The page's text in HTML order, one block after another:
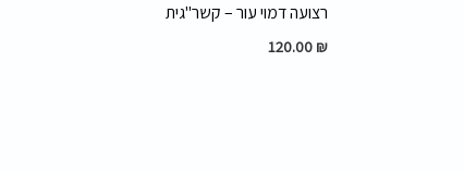
רצועה דמוי עור – קשר"גית
120.00 ₪